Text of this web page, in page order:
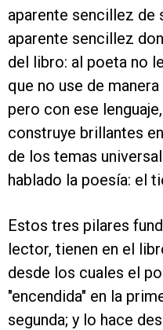
aparente sencillez de
aparente sencillez
del libro: al poeta no
que no use de
pero con ese
construye brillantes
de los temas
hablado la poesía: el
Estos tres pilares
lector, tienen en el
desde los cuales el
"encendida" en la
segunda; y lo hace